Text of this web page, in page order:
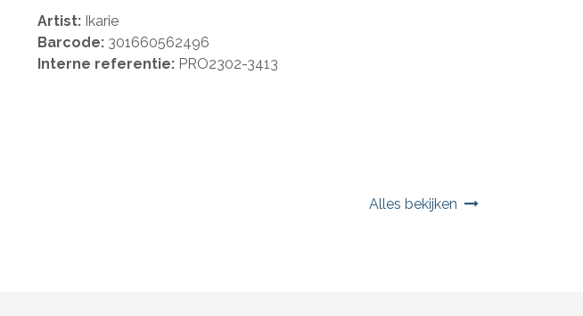
Artist: Ikarie
Barcode: 301660562496
Interne referentie: PRO2302-3413
Alles bekijken